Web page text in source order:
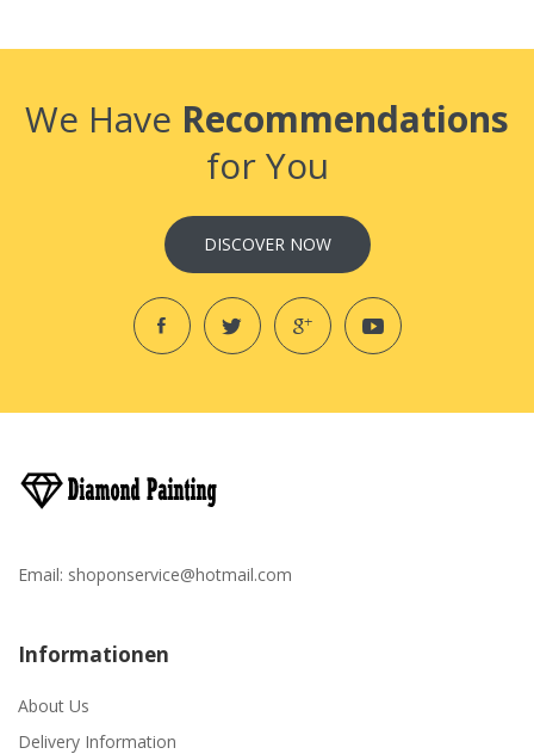
We Have Recommendations
for You
DISCOVER NOW
Email: shoponservice@hotmail.com
Informationen
About Us
Delivery Information